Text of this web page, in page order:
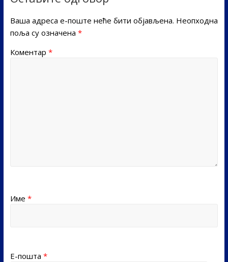
Ваша адреса е-поште неће бити објављена. Неопходна
поља су означена *
Коментар *
Име *
Е-пошта *